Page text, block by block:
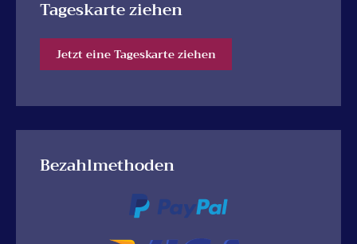
Tageskarte ziehen
Jetzt eine Tageskarte ziehen
Bezahlmethoden